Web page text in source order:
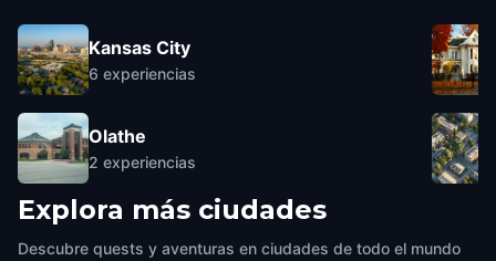
Kansas City
6 experiencias
Olathe
2 experiencias
Explora más ciudades
Descubre quests y aventuras en ciudades de todo el mundo